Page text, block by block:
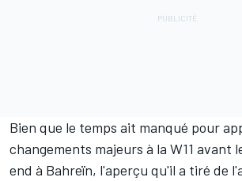
Bien que le temps ait manqué pour
changements majeurs à la W11 avant
end à Bahreïn, l'aperçu qu'il a tiré de